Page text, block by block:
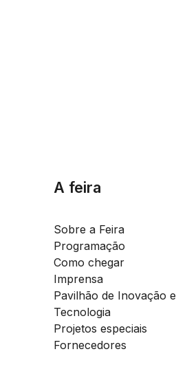
A feira
Sobre a Feira
Programação
Como chegar
Imprensa
Pavilhão de Inovação e
Tecnologia
Projetos especiais
Fornecedores